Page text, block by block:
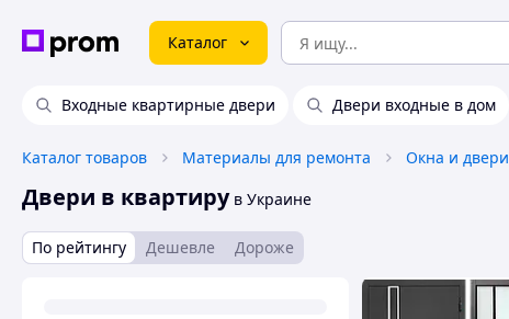
Каталог
Входные квартирные двери Двери входные в дом
Каталог товаров Материалы для ремонта Окна и двери
Двери в квартирув Украине
По рейтингу Дешевле Дороже